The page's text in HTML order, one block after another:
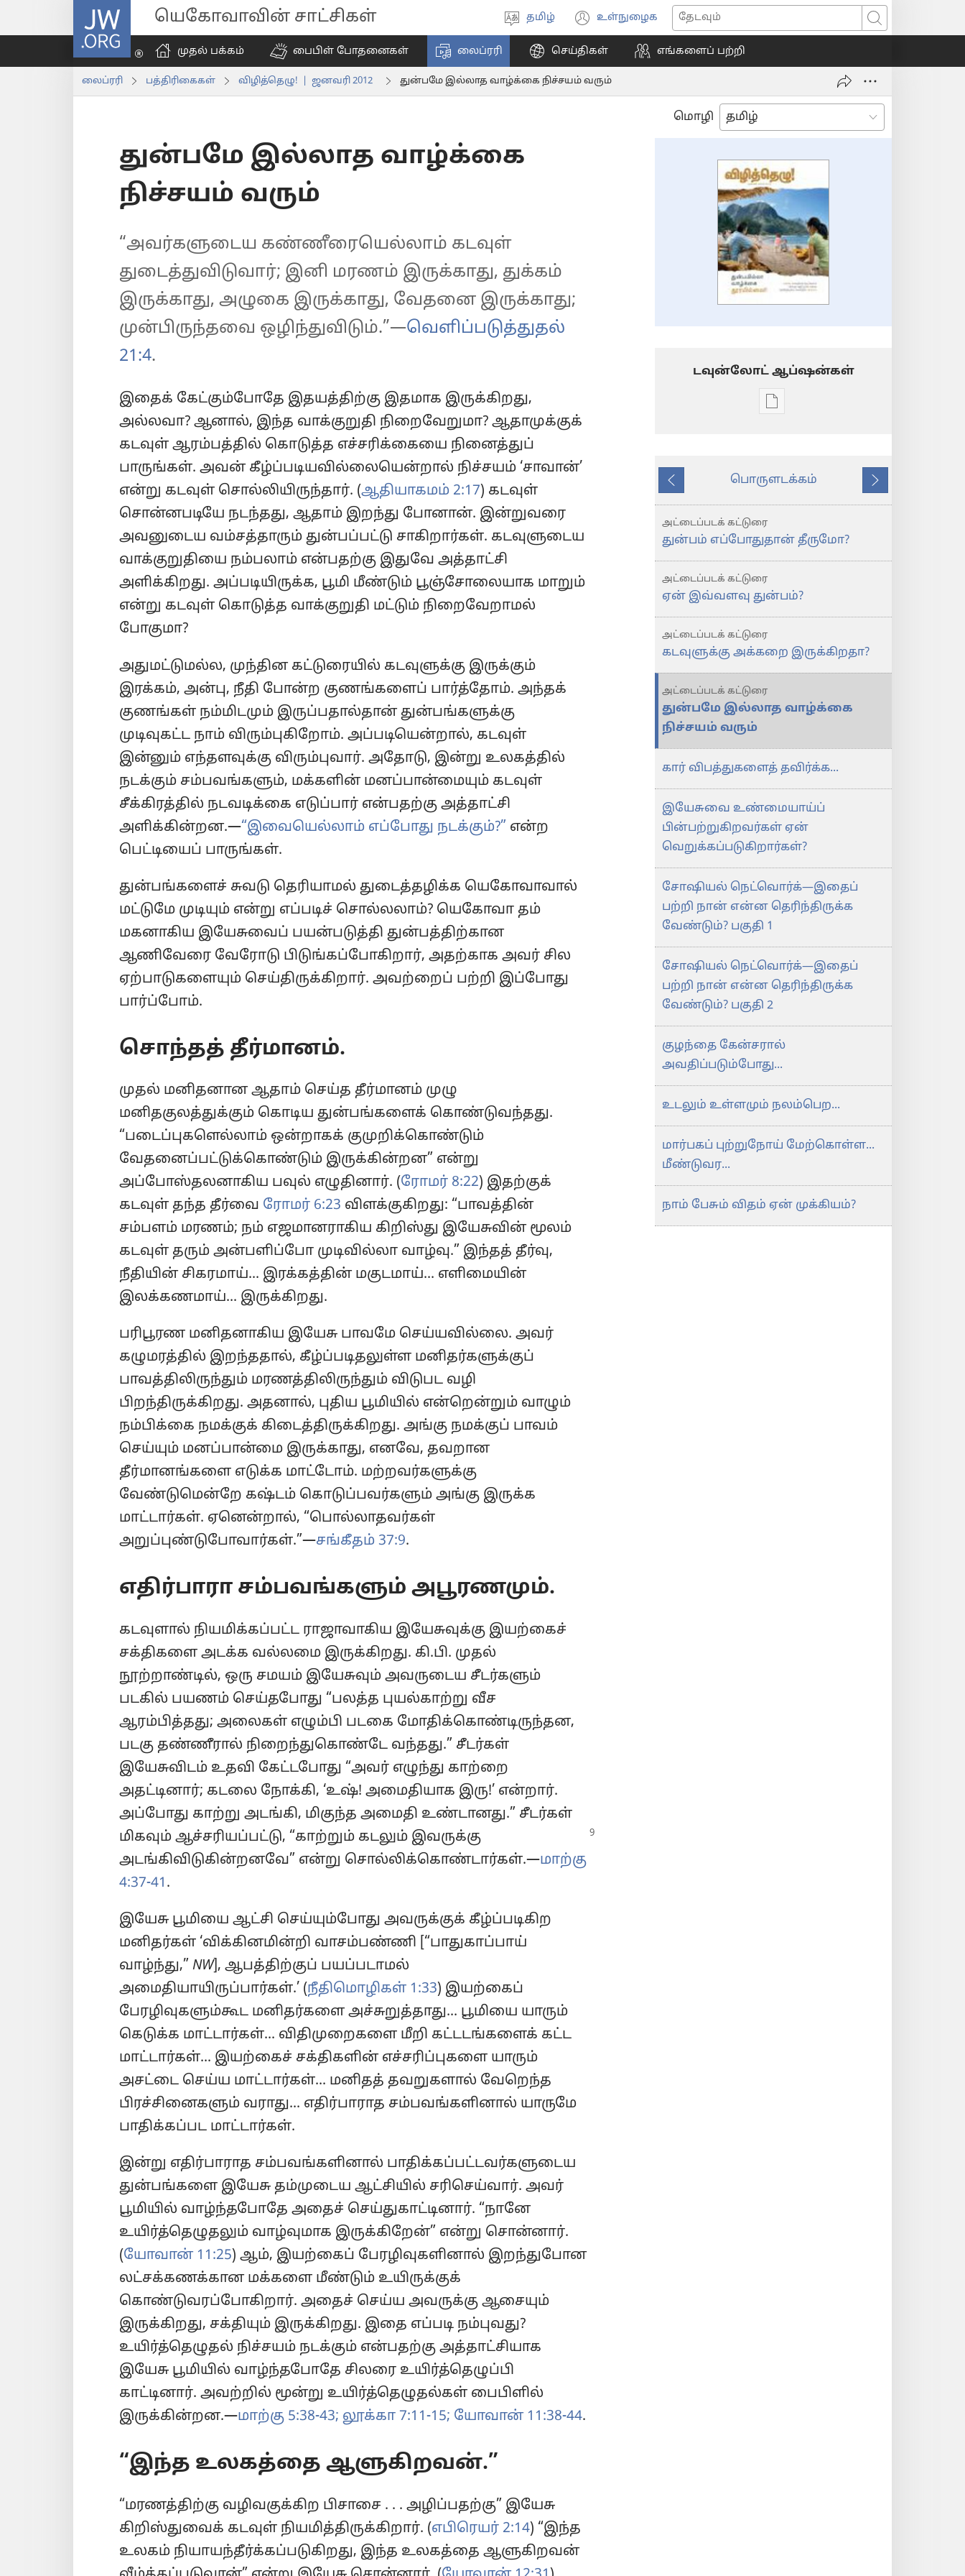
JW.ORG யெகோவாவின் சாட்சிகள்
மொழியை
தேர்ந்தெடுங்கள்
தமிழ் உள்நுழைக
(opens
window)
தேடவும்
முதல் பக்கம் பைபிள் போதனைகள் லைப்ரரி செய்திகள் எங்களைப் பற்றி
லைப்ரரி பத்திரிகைகள் விழித்தெழு! | ஜனவரி 2012 துன்பமே இல்லாத வாழ்க்கை நிச்சயம் வரும்
மொழி
துன்பமே இல்லாத வாழ்க்கை
நிச்சயம் வரும்
“அவர்களுடைய கண்ணீரையெல்லாம் கடவுள்
துடைத்துவிடுவார்; இனி மரணம் இருக்காது, துக்கம்
இருக்காது, அழுகை இருக்காது, வேதனை இருக்காது;
முன்பிருந்தவை ஒழிந்துவிடும்.”—வெளிப்படுத்துதல்
21:4.
இதைக் கேட்கும்போதே இதயத்திற்கு இதமாக இருக்கிறது,
அல்லவா? ஆனால், இந்த வாக்குறுதி நிறைவேறுமா? ஆதாமுக்குக்
கடவுள் ஆரம்பத்தில் கொடுத்த எச்சரிக்கையை நினைத்துப்
பாருங்கள். அவன் கீழ்ப்படியவில்லையென்றால் நிச்சயம் ‘சாவான்’
என்று கடவுள் சொல்லியிருந்தார். (ஆதியாகமம் 2:17) கடவுள்
சொன்னபடியே நடந்தது, ஆதாம் இறந்து போனான். இன்றுவரை
அவனுடைய வம்சத்தாரும் துன்பப்பட்டு சாகிறார்கள். கடவுளுடைய
வாக்குறுதியை நம்பலாம் என்பதற்கு இதுவே அத்தாட்சி
அளிக்கிறது. அப்படியிருக்க, பூமி மீண்டும் பூஞ்சோலையாக மாறும்
என்று கடவுள் கொடுத்த வாக்குறுதி மட்டும் நிறைவேறாமல்
போகுமா?
அதுமட்டுமல்ல, முந்தின கட்டுரையில் கடவுளுக்கு இருக்கும்
இரக்கம், அன்பு, நீதி போன்ற குணங்களைப் பார்த்தோம். அந்தக்
குணங்கள் நம்மிடமும் இருப்பதால்தான் துன்பங்களுக்கு
முடிவுகட்ட நாம் விரும்புகிறோம். அப்படியென்றால், கடவுள்
இன்னும் எந்தளவுக்கு விரும்புவார். அதோடு, இன்று உலகத்தில்
நடக்கும் சம்பவங்களும், மக்களின் மனப்பான்மையும் கடவுள்
சீக்கிரத்தில் நடவடிக்கை எடுப்பார் என்பதற்கு அத்தாட்சி
அளிக்கின்றன.—“இவையெல்லாம் எப்போது நடக்கும்?” என்ற
பெட்டியைப் பாருங்கள்.
துன்பங்களைச் சுவடு தெரியாமல் துடைத்தழிக்க யெகோவாவால்
மட்டுமே முடியும் என்று எப்படிச் சொல்லலாம்? யெகோவா தம்
மகனாகிய இயேசுவைப் பயன்படுத்தி துன்பத்திற்கான
ஆணிவேரை வேரோடு பிடுங்கப்போகிறார், அதற்காக அவர் சில
ஏற்பாடுகளையும் செய்திருக்கிறார். அவற்றைப் பற்றி இப்போது
பார்ப்போம்.
சொந்தத் தீர்மானம்.
முதல் மனிதனான ஆதாம் செய்த தீர்மானம் முழு
மனிதகுலத்துக்கும் கொடிய துன்பங்களைக் கொண்டுவந்தது.
“படைப்புகளெல்லாம் ஒன்றாகக் குமுறிக்கொண்டும்
வேதனைப்பட்டுக்கொண்டும் இருக்கின்றன” என்று
அப்போஸ்தலனாகிய பவுல் எழுதினார். (ரோமர் 8:22) இதற்குக்
கடவுள் தந்த தீர்வை ரோமர் 6:23 விளக்குகிறது: “பாவத்தின்
சம்பளம் மரணம்; நம் எஜமானராகிய கிறிஸ்து இயேசுவின் மூலம்
கடவுள் தரும் அன்பளிப்போ முடிவில்லா வாழ்வு.” இந்தத் தீர்வு,
நீதியின் சிகரமாய்... இரக்கத்தின் மகுடமாய்... எளிமையின்
இலக்கணமாய்... இருக்கிறது.
பரிபூரண மனிதனாகிய இயேசு பாவமே செய்யவில்லை. அவர்
கழுமரத்தில் இறந்ததால், கீழ்ப்படிதலுள்ள மனிதர்களுக்குப்
பாவத்திலிருந்தும் மரணத்திலிருந்தும் விடுபட வழி
பிறந்திருக்கிறது. அதனால், புதிய பூமியில் என்றென்றும் வாழும்
நம்பிக்கை நமக்குக் கிடைத்திருக்கிறது. அங்கு நமக்குப் பாவம்
செய்யும் மனப்பான்மை இருக்காது, எனவே, தவறான
தீர்மானங்களை எடுக்க மாட்டோம். மற்றவர்களுக்கு
வேண்டுமென்றே கஷ்டம் கொடுப்பவர்களும் அங்கு இருக்க
மாட்டார்கள். ஏனென்றால், “பொல்லாதவர்கள்
அறுப்புண்டுபோவார்கள்.”—சங்கீதம் 37:9.
எதிர்பாரா சம்பவங்களும் அபூரணமும்.
கடவுளால் நியமிக்கப்பட்ட ராஜாவாகிய இயேசுவுக்கு இயற்கைச்
சக்திகளை அடக்க வல்லமை இருக்கிறது. கி.பி. முதல்
நூற்றாண்டில், ஒரு சமயம் இயேசுவும் அவருடைய சீடர்களும்
படகில் பயணம் செய்தபோது “பலத்த புயல்காற்று வீச
ஆரம்பித்தது; அலைகள் எழும்பி படகை மோதிக்கொண்டிருந்தன,
படகு தண்ணீரால் நிறைந்துகொண்டே வந்தது.” சீடர்கள்
இயேசுவிடம் உதவி கேட்டபோது “அவர் எழுந்து காற்றை
அதட்டினார்; கடலை நோக்கி, ‘உஷ்! அமைதியாக இரு!’ என்றார்.
அப்போது காற்று அடங்கி, மிகுந்த அமைதி உண்டானது.” சீடர்கள்
மிகவும் ஆச்சரியப்பட்டு, “காற்றும் கடலும் இவருக்கு
அடங்கிவிடுகின்றனவே” என்று சொல்லிக்கொண்டார்கள்.—மாற்கு
4:37-41 .
இயேசு பூமியை ஆட்சி செய்யும்போது அவருக்குக் கீழ்ப்படிகிற
மனிதர்கள் ‘விக்கினமின்றி வாசம்பண்ணி [“பாதுகாப்பாய்
வாழ்ந்து,” NW], ஆபத்திற்குப் பயப்படாமல்
அமைதியாயிருப்பார்கள்.’ (நீதிமொழிகள் 1:33) இயற்கைப்
பேரழிவுகளும்கூட மனிதர்களை அச்சுறுத்தாது... பூமியை யாரும்
கெடுக்க மாட்டார்கள்... விதிமுறைகளை மீறி கட்டடங்களைக் கட்ட
மாட்டார்கள்... இயற்கைச் சக்திகளின் எச்சரிப்புகளை யாரும்
அசட்டை செய்ய மாட்டார்கள்... மனிதத் தவறுகளால் வேறெந்த
பிரச்சினைகளும் வராது... எதிர்பாராத சம்பவங்களினால் யாருமே
பாதிக்கப்பட மாட்டார்கள்.
இன்று எதிர்பாராத சம்பவங்களினால் பாதிக்கப்பட்டவர்களுடைய
துன்பங்களை இயேசு தம்முடைய ஆட்சியில் சரிசெய்வார். அவர்
பூமியில் வாழ்ந்தபோதே அதைச் செய்துகாட்டினார். “நானே
உயிர்த்தெழுதலும் வாழ்வுமாக இருக்கிறேன்” என்று சொன்னார்.
(யோவான் 11:25) ஆம், இயற்கைப் பேரழிவுகளினால் இறந்துபோன
லட்சக்கணக்கான மக்களை மீண்டும் உயிருக்குக்
கொண்டுவரப்போகிறார். அதைச் செய்ய அவருக்கு ஆசையும்
இருக்கிறது, சக்தியும் இருக்கிறது. இதை எப்படி நம்புவது?
உயிர்த்தெழுதல் நிச்சயம் நடக்கும் என்பதற்கு அத்தாட்சியாக
இயேசு பூமியில் வாழ்ந்தபோதே சிலரை உயிர்த்தெழுப்பி
காட்டினார். அவற்றில் மூன்று உயிர்த்தெழுதல்கள் பைபிளில்
இருக்கின்றன.—மாற்கு 5:38-43; லூக்கா 7:11-15; யோவான் 11:38-44.
“இந்த உலகத்தை ஆளுகிறவன்.”
“மரணத்திற்கு வழிவகுக்கிற பிசாசை . . . அழிப்பதற்கு” இயேசு
கிறிஸ்துவைக் கடவுள் நியமித்திருக்கிறார். (எபிரெயர் 2:14) “இந்த
உலகம் நியாயந்தீர்க்கப்படுகிறது, இந்த உலகத்தை ஆளுகிறவன்
டவுன்லோட் ஆப்ஷன்கள்
டிஜிட்டல்
விழித்தெழு!
ஜனவரி
முந்தைய
பொருளடக்கம்
அடுத்து
அட்டைப்படக் கட்டுரை
துன்பம் எப்போதுதான் தீருமோ?
அட்டைப்படக் கட்டுரை
ஏன் இவ்வளவு துன்பம்?
அட்டைப்படக் கட்டுரை
கடவுளுக்கு அக்கறை இருக்கிறதா?
அட்டைப்படக் கட்டுரை
துன்பமே இல்லாத வாழ்க்கை
நிச்சயம் வரும்
கார் விபத்துகளைத் தவிர்க்க...
இயேசுவை உண்மையாய்ப்
பின்பற்றுகிறவர்கள் ஏன்
வெறுக்கப்படுகிறார்கள்?
சோஷியல் நெட்வொர்க்—இதைப்
பற்றி நான் என்ன தெரிந்திருக்க
வேண்டும்? பகுதி 1
சோஷியல் நெட்வொர்க்—இதைப்
பற்றி நான் என்ன தெரிந்திருக்க
வேண்டும்? பகுதி 2
குழந்தை கேன்சரால்
அவதிப்படும்போது...
உடலும் உள்ளமும் நலம்பெற...
மார்பகப் புற்றுநோய் மேற்கொள்ள...
மீண்டுவர...
நாம் பேசும் விதம் ஏன் முக்கியம்?